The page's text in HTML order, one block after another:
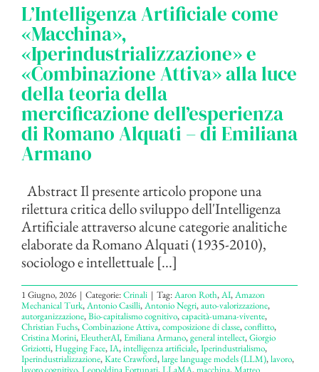
L’Intelligenza Artificiale come
«Macchina»,
«Iperindustrializzazione» e
«Combinazione Attiva» alla luce
della teoria della
mercificazione dell’esperienza
di Romano Alquati – di Emiliana
Armano
Abstract Il presente articolo propone una
rilettura critica dello sviluppo dell'Intelligenza
Artificiale attraverso alcune categorie analitiche
elaborate da Romano Alquati (1935-2010),
sociologo e intellettuale [...]
1 Giugno, 2026 | Categorie:Crinali | Tag:Aaron Roth,AI,Amazon
Mechanical Turk,Antonio Casilli,Antonio Negri,auto-valorizzazione,
autorganizzazione,Bio-capitalismo cognitivo,capacità-umana-vivente,
Christian Fuchs,Combinazione Attiva,composizione di classe,conflitto,
Cristina Morini,EleutherAI,Emiliana Armano,general intellect,Giorgio
Griziotti,Hugging Face,IA,intelligenza artificiale,Iperindustrialismo,
Iperindustrializzazione,Kate Crawford,large language models (LLM),lavoro,